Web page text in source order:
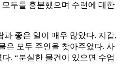
두들 흥분했으며 수련에 대한
과 좋은 일이 매우 많았다. 지갑,
은 모두 주인을 찾아주었다. 사
. “분실한 물건이 있으면 수업